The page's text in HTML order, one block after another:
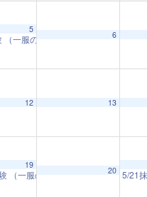
5
（一服のお茶とともに 日本の美に
6
に 日本の美に触れる）
12
13
19
（一服のお茶とともに 日本の美
20 5/21